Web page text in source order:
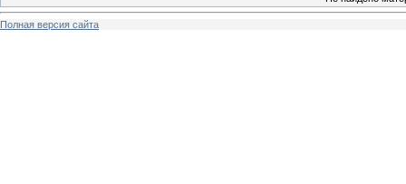
Полная версия сайта